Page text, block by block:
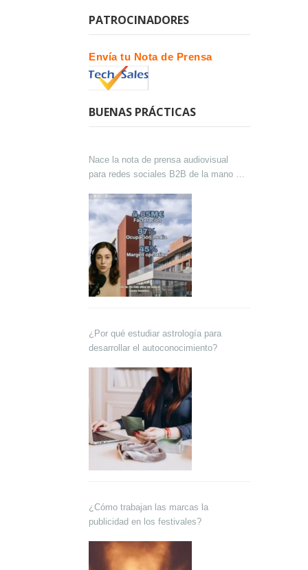
PATROCINADORES
Envía tu Nota de Prensa
BUENAS PRÁCTICAS
Nace la nota de prensa audiovisual
para redes sociales B2B de la mano de
¿Por qué estudiar astrología para
desarrollar el autoconocimiento?
¿Cómo trabajan las marcas la
publicidad en los festivales?